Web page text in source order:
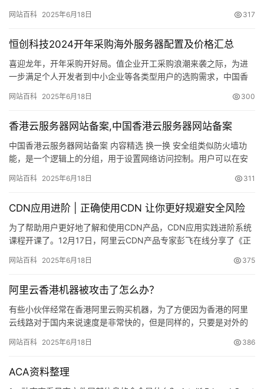
公
问
答
社
优
速
动
登录 注册
网站百科 2025年6月18日 317
恒创科技2024开年采购海外服务器配置及价格汇总
喜迎龙年，开年采购开好局。值企业开工采购浪潮来袭之际，为进
一步满足个人开发者到中小企业等各类型用户的选购需求，中国香
网站百科 2025年6月18日 300
香港云服务器网站备案,中国香港云服务器网站备案
中国香港云服务器网站备案 内容精选 换一换 安全组类似防火墙功
能，是一个逻辑上的分组，用于设置网络访问控制。用户可以在安
网站百科 2025年6月18日 311
CDN应用进阶 | 正确使用CDN 让你更好规避安全风险
为了帮助用户更好地了解和使用CDN产品，CDN应用实践进阶系统
课程开课了。12月17日，阿里云CDN产品专家彭飞在线分享了《正
网站百科 2025年6月18日 375
阿里云香港机器被攻击了怎么办？
有些小伙伴经常在香港阿里云购买机器，为了方便因为香港的阿里
云线路对于国内来说速度是非常快的，但是同样的，只要是对外的
网站百科 2025年6月18日 386
ACA资料整理